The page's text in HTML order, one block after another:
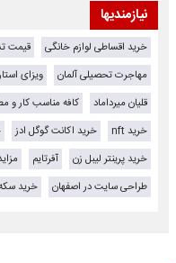
نیازمندیها
خرید اقساطی لوازم خانگی قیمت
مهاجرت تحصیلی آلمان
ویزای
قلیان میرداماد
کافه مناسب کار و
خرید nft
خرید اکانت گوگل ادز
خرید پرینتر لیبل زن
آفرتایم
طراحی سایت در اصفهان
خرید